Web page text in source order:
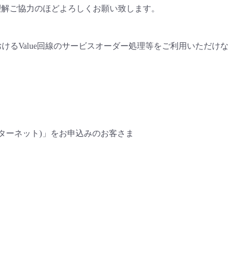
ご協力のほどよろしくお願い致します。
るValue回線のサービスオーダー処理等をご利用いただけ
ーネット)」をお申込みのお客さま